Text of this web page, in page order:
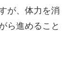
が、体力を消
ら進めること